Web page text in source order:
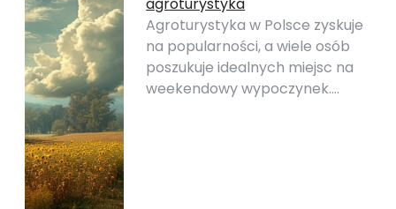
Agroturystyka w Polsce zyskuje
na popularności, a wiele osób
poszukuje idealnych miejsc na
weekendowy wypoczynek.…